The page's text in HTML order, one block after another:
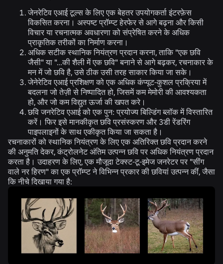
जेनरेटिव एआई टूल्स के लिए एक बेहतर उपयोगकर्ता इंटरफ़ेस
विकसित करना। अस्पष्ट प्रॉम्प्ट हेरफेर से आगे बढ़ना और किसी
विचार या रचनात्मक अवधारणा को संप्रेषित करने के अधिक
प्राकृतिक तरीकों का निर्माण करना।
अधिक सटीक स्थानिक नियंत्रण प्रदान करना, ताकि "एक छवि
जैसी" या "…की शैली में एक छवि" बनाने से आगे बढ़कर, रचनाकार के
मन में जो छवि है, उसे ठीक उसी तरह साकार किया जा सके।
जेनेरेटिव एआई प्रशिक्षण को एक अधिक कंप्यूट-कुशल प्रक्रिया में
बदलना जो तेज़ी से निष्पादित हो, जिसमें कम मेमोरी की आवश्यकता
हो, और जो कम विद्युत ऊर्जा की खपत करे।
छवि जनरेटिव एआई को एक पुन: प्रयोज्य बिल्डिंग ब्लॉक में विस्तारित
करें। फिर इसे मानकीकृत छवि प्रसंस्करण और 3डी रेंडरिंग
पाइपलाइनों के साथ एकीकृत किया जा सकता है।
रचनाकारों को स्थानिक नियंत्रण के लिए एक अतिरिक्त छवि प्रदान करने
की अनुमति देकर, कंट्रोलनेट अंतिम उत्पन्न छवि पर अधिक नियंत्रण प्रदान
करता है। उदाहरण के लिए, एक मौजूदा टेक्स्ट-टू-इमेज जनरेटर पर "सींग
वाले नर हिरण" का एक प्रॉम्प्ट ने विभिन्न प्रकार की छवियां उत्पन्न कीं, जैसा
कि नीचे दिखाया गया है: